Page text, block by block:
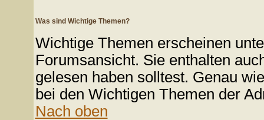
Was sind Wichtige Themen?
Wichtige Themen erscheinen
Forumsansicht. Sie enthalten
gelesen haben solltest. Genau
bei den Wichtigen Themen der
Nach oben